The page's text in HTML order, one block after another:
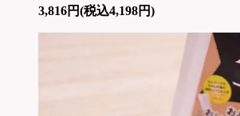
3,816円(税込4,198円)